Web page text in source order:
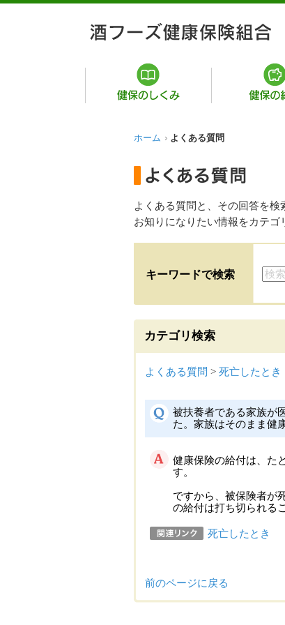
ホーム よくある質問
よくある質問と、その回答を検
お知りになりたい情報をカテゴ
キーワードで検索
カテゴリ検索
よくある質問 > 死亡したとき
被扶養者である家族が
た。家族はそのまま健
健康保険の給付は、た
す。
ですから、被保険者が
の給付は打ち切られる
死亡したとき
前のページに戻る